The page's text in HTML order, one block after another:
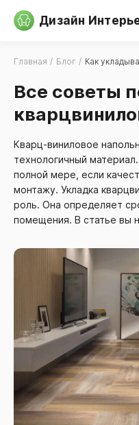
Дизайн
Главная Блог Как
Все советы
Кварц-виниловое
технологичный
полной мере, если
монтажу. Укладка
роль. Она определяет
помещения. В статье вы